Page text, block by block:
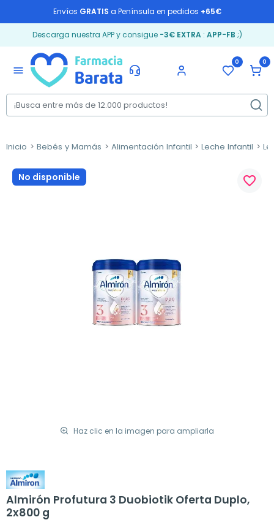
Envíos GRATIS a Península en pedidos +65€
Descarga nuestra APP y consigue -3€ EXTRA: APP-FB ;)
menu
0 0
Inicio Bebés y Mamás Alimentación Infantil Leche Infantil
No disponible
Haz clic en la imagen para ampliarla
favorite_border
Almirón Profutura 3 Duobiotik Oferta Duplo,
2x800 g